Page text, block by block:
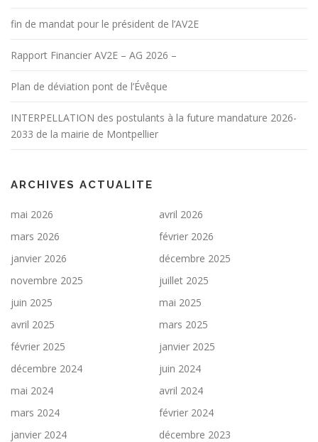
fin de mandat pour le président de l’AV2E
Rapport Financier AV2E – AG 2026 –
Plan de déviation pont de l’Évêque
INTERPELLATION des postulants à la future mandature 2026-
2033 de la mairie de Montpellier
ARCHIVES ACTUALITE
mai 2026
avril 2026
mars 2026
février 2026
janvier 2026
décembre 2025
novembre 2025
juillet 2025
juin 2025
mai 2025
avril 2025
mars 2025
février 2025
janvier 2025
décembre 2024
juin 2024
mai 2024
avril 2024
mars 2024
février 2024
janvier 2024
décembre 2023